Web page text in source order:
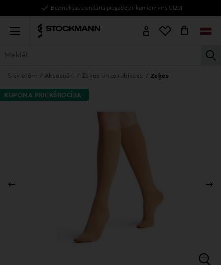
Bezmaksas standarta piegāde pirkumiem virs €120!
Menu
VISAS PRECES SIEVIETĒM VĪRIEŠIEM BĒRNIEM
Sievietēm Aksesuāri Zeķes un zeķubikses Zeķes
KUPONA PRIEKŠROCĪBA